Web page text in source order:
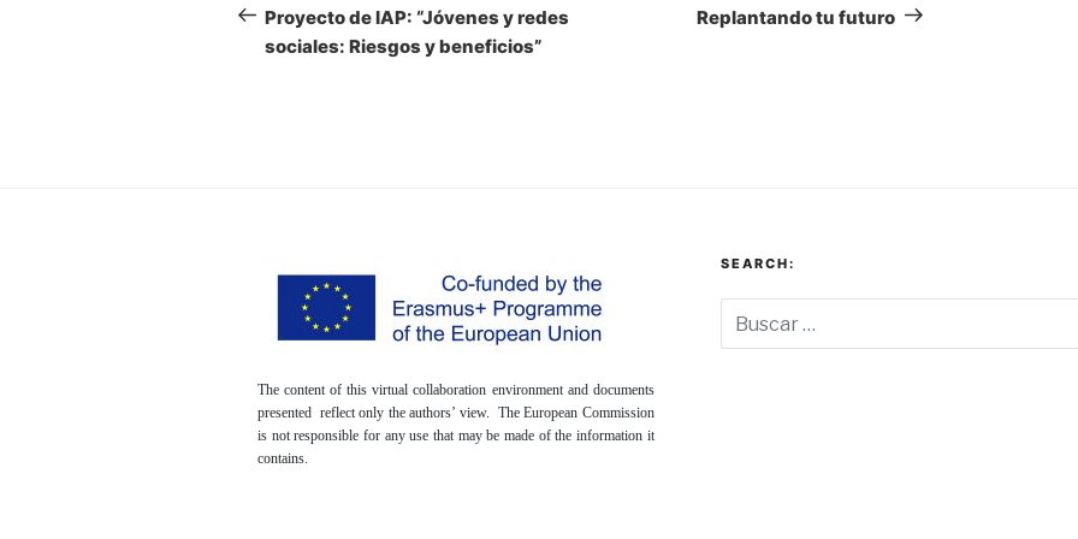
de
entradas
anterior:
Proyecto de IAP: “Jóvenes y redes
sociales: Riesgos y beneficios”
entrada
Replantando tu futuro
The content of this virtual collaboration environment and documents
presented reflect only the authors’ view. The European Commission
is not responsible for any use that may be made of the information it
contains.
SEARCH: